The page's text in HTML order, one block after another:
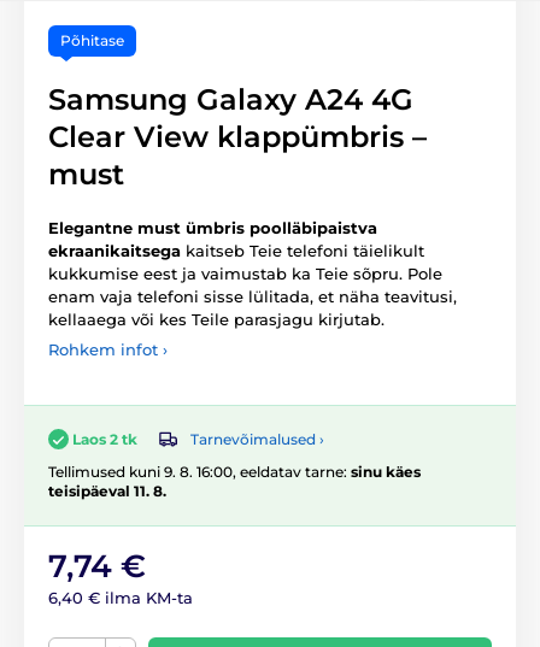
Põhitase
Samsung Galaxy A24 4G
Clear View klappümbris –
must
Elegantne must ümbris poolläbipaistva
ekraanikaitsega kaitseb Teie telefoni täielikult
kukkumise eest ja vaimustab ka Teie sõpru. Pole
enam vaja telefoni sisse lülitada, et näha teavitusi,
kellaaega või kes Teile parasjagu kirjutab.
Rohkem infot ›
Laos 2 tk
Tarnevõimalused ›
Tellimused kuni 9. 8. 16:00, eeldatav tarne: sinu käes
teisipäeval 11. 8.
7,74 €
6,40 € ilma KM-ta